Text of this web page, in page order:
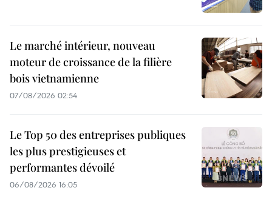
Le marché intérieur, nouveau
moteur de croissance de la filière
bois vietnamienne
07/08/2026 02:54
Le Top 50 des entreprises publiques
les plus prestigieuses et
performantes dévoilé
06/08/2026 16:05